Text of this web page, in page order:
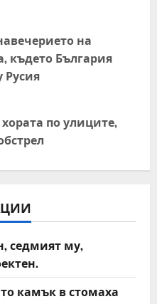
на
където България
Русия
по улиците,
седмият му,
камък в стомаха